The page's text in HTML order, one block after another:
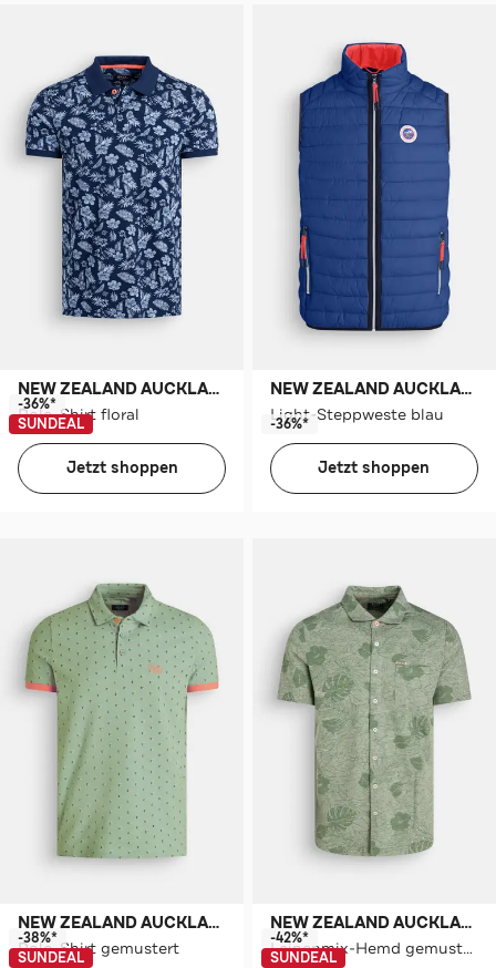
NEW ZEALAND AUCKLAND
Polo-Shirt floral
-36%*
SUNDEAL
Jetzt shoppen
NEW ZEALAND AUCKLAND
Light-Steppweste blau
-36%*
Jetzt shoppen
NEW ZEALAND AUCKLAND
Polo-Shirt gemustert
-38%*
SUNDEAL
NEW ZEALAND AUCKLAND
Leinenmix-Hemd gemustert
-42%*
SUNDEAL